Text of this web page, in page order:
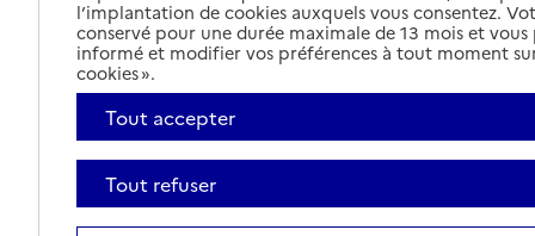
l’implantation de cookies auxquels vous consentez.
conservé pour une durée maximale de 13 mois et
informé et modifier vos préférences à tout moment
cookies ».
Tout accepter
Tout refuser